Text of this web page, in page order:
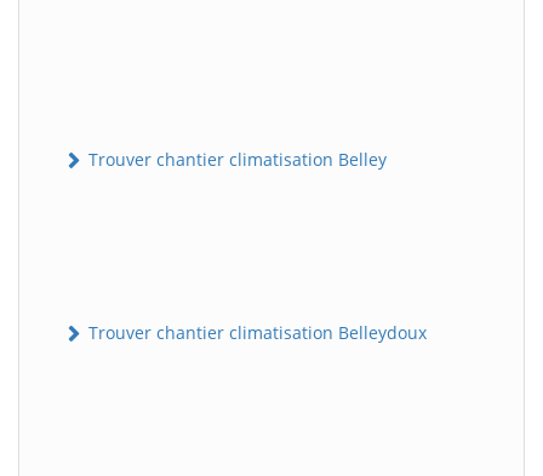
Trouver chantier climatisation Belley
Trouver chantier climatisation Belleydoux